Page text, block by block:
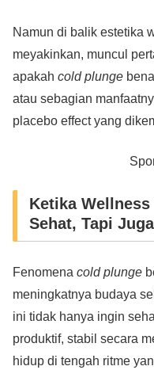
Namun di balik estetika
meyakinkan, muncul
apakah cold plunge
atau sebagian
placebo effect yang
Ketika
Sehat, Tapi
Fenomena cold plunge
meningkatnya budaya
ini tidak hanya ingin
produktif, stabil secara
hidup di tengah ritme